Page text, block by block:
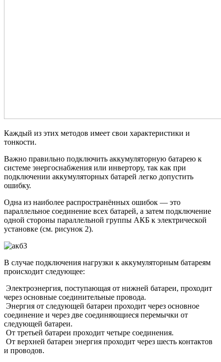
Каждый из этих методов имеет свои характеристики и
тонкости.
Важно правильно подключить аккумуляторную батарею к
системе энергоснабжения или инвертору, так как при
подключении аккумуляторных батарей легко допустить
ошибку.
Одна из наиболее распространённых ошибок — это
параллельное соединение всех батарей, а затем подключение
одной стороны параллельной группы АКБ к электрической
установке (см. рисунок 2).
В случае подключения нагрузки к аккумуляторным батареям
происходит следующее:
Электроэнергия, поступающая от нижней батареи, проходит
через основные соединительные провода.
Энергия от следующей батареи проходит через основное
соединение и через две соединяющиеся перемычки от
следующей батареи.
От третьей батареи проходит четыре соединения.
От верхней батареи энергия проходит через шесть контактов
и проводов.